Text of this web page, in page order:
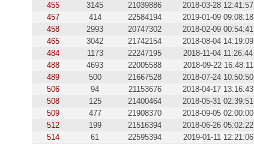
455
3145 21039886 2018-03-28 12:41:57
457
414 22584194 2019-01-09 09:08:18
458
2993 20747302 2018-02-09 00:54:41
465
3042 21742154 2018-08-04 14:19:09
484
1173 22247195 2018-11-04 11:26:44
488
4693 22005588 2018-09-22 16:48:11
489
500 21667528 2018-07-24 10:50:50
506
94 21153676 2018-04-17 13:16:43
508
125 21400464 2018-05-31 02:39:51
509
477 21908370 2018-09-05 02:00:00
512
199 21516394 2018-06-26 05:02:22
514
61 22595394 2019-01-11 12:21:06